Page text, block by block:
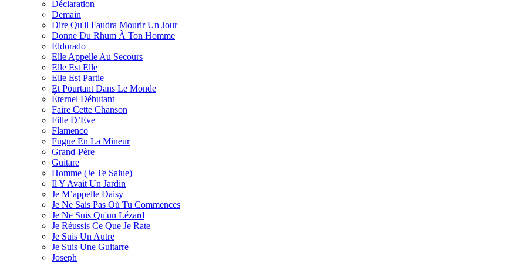
Déclaration
Demain
Dire Qu'il Faudra Mourir Un Jour
Donne Du Rhum À Ton Homme
Eldorado
Elle Appelle Au Secours
Elle Est Elle
Elle Est Partie
Et Pourtant Dans Le Monde
Éternel Débutant
Faire Cette Chanson
Fille D’Eve
Flamenco
Fugue En La Mineur
Grand-Père
Guitare
Homme (Je Te Salue)
Il Y Avait Un Jardin
Je M’appelle Daisy
Je Ne Sais Pas Où Tu Commences
Je Ne Suis Qu'un Lézard
Je Réussis Ce Que Je Rate
Je Suis Un Autre
Je Suis Une Guitarre
Joseph